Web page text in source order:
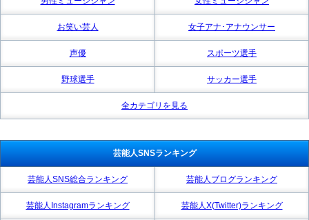
お笑い芸人 女子アナ･アナウンサー
声優 スポーツ選手
野球選手 サッカー選手
全カテゴリを見る
芸能人SNSランキング
芸能人SNS総合ランキング 芸能人ブログランキング
芸能人Instagramランキング 芸能人X(Twitter)ランキング